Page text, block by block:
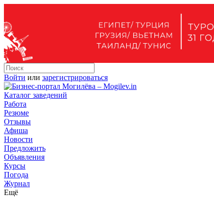
Войти или зарегистрироваться
Каталог заведений
Работа
Резюме
Отзывы
Афиша
Новости
Предложить
Объявления
Курсы
Погода
Журнал
Ещё